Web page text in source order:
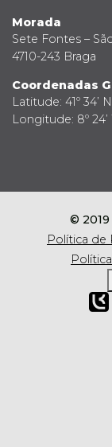
Morada
Sete Fontes –
4710-243 Braga
Coordenadas
Latitude: 41º 34’ N
Longitude: 8º 24’
©
Política de